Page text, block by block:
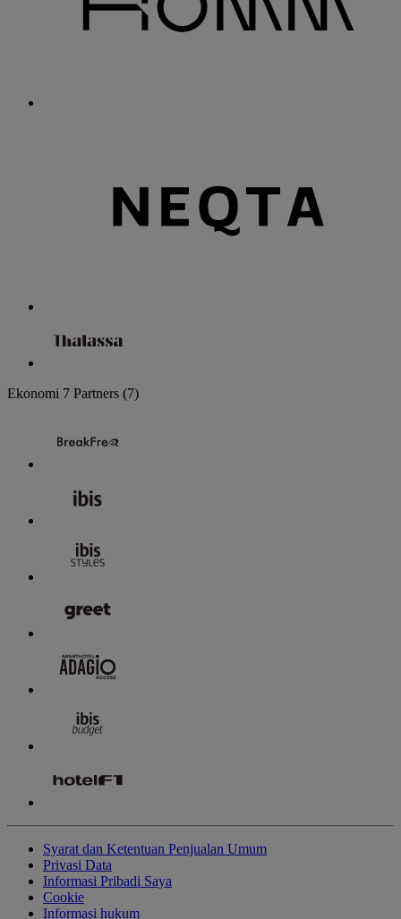
Ekonomi 7 Partners (7)
Syarat dan Ketentuan Penjualan Umum
Privasi Data
Informasi Pribadi Saya
Cookie
Informasi hukum